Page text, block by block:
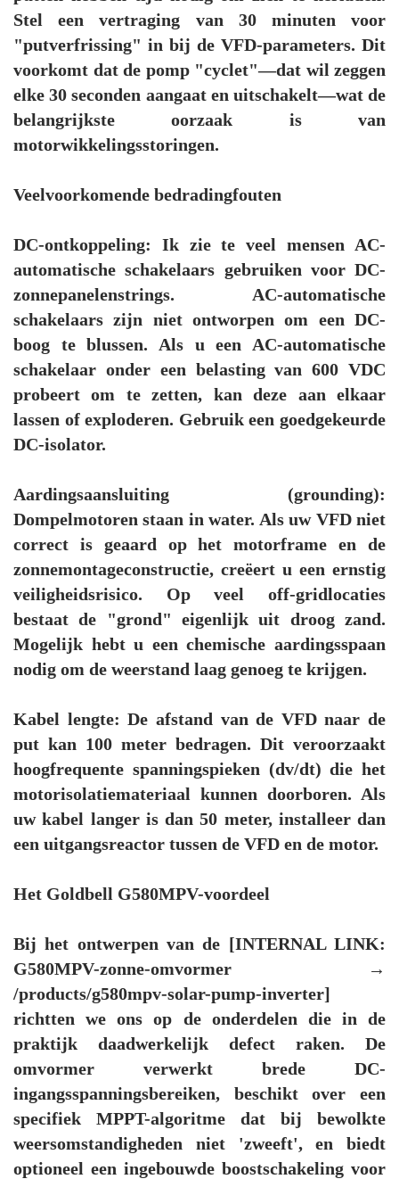
Stel een vertraging van 30 minuten voor
"putverfrissing" in bij de VFD-parameters. Dit
voorkomt dat de pomp "cyclet"—dat wil zeggen
elke 30 seconden aangaat en uitschakelt—wat de
belangrijkste oorzaak is van
motorwikkelingsstoringen.
Veelvoorkomende bedradingfouten
DC-ontkoppeling: Ik zie te veel mensen AC-
automatische schakelaars gebruiken voor DC-
zonnepanelenstrings. AC-automatische
schakelaars zijn niet ontworpen om een DC-
boog te blussen. Als u een AC-automatische
schakelaar onder een belasting van 600 VDC
probeert om te zetten, kan deze aan elkaar
lassen of exploderen. Gebruik een goedgekeurde
DC-isolator.
Aardingsaansluiting (grounding):
Dompelmotoren staan in water. Als uw VFD niet
correct is geaard op het motorframe en de
zonnemontageconstructie, creëert u een ernstig
veiligheidsrisico. Op veel off-gridlocaties
bestaat de "grond" eigenlijk uit droog zand.
Mogelijk hebt u een chemische aardingsspaan
nodig om de weerstand laag genoeg te krijgen.
Kabel lengte: De afstand van de VFD naar de
put kan 100 meter bedragen. Dit veroorzaakt
hoogfrequente spanningspieken (dv/dt) die het
motorisolatiemateriaal kunnen doorboren. Als
uw kabel langer is dan 50 meter, installeer dan
een uitgangsreactor tussen de VFD en de motor.
Het Goldbell G580MPV-voordeel
Bij het ontwerpen van de [INTERNAL LINK:
G580MPV-zonne-omvormer →
/products/g580mpv-solar-pump-inverter]
richtten we ons op de onderdelen die in de
praktijk daadwerkelijk defect raken. De
omvormer verwerkt brede DC-
ingangsspanningsbereiken, beschikt over een
specifiek MPPT-algoritme dat bij bewolkte
weersomstandigheden niet 'zweeft', en biedt
optioneel een ingebouwde boostschakeling voor